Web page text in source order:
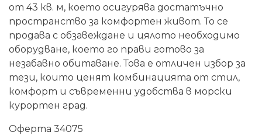
от 43 кв. м, което осигурява достатъчно
пространство за комфортен живот. То се
продава с обзавеждане и цялото необходимо
оборудване, което го прави готово за
незабавно обитаване. Това е отличен избор за
тези, които ценят комбинацията от стил,
комфорт и съвременни удобства в морски
курортен град.
Оферта 34075